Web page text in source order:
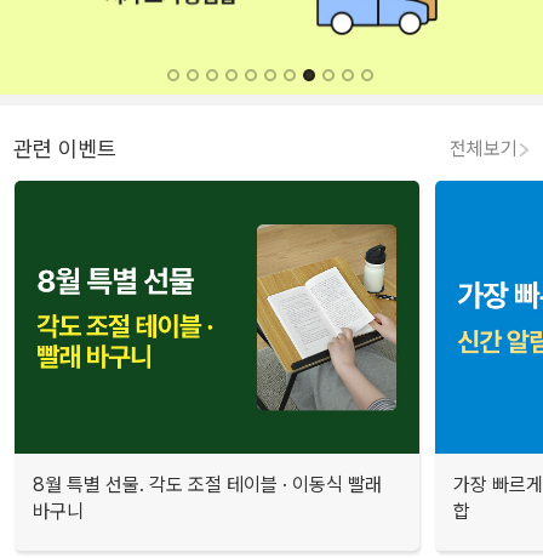
관련 이벤트 전체보기
8월 특별 선물. 각도 조절 테이블 · 이동식 빨래
바구니
가장 빠르
합